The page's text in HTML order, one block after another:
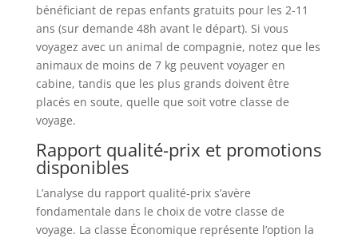
bénéficiant de repas enfants gratuits pour les 2-11
ans (sur demande 48h avant le départ). Si vous
voyagez avec un animal de compagnie, notez que les
animaux de moins de 7 kg peuvent voyager en
cabine, tandis que les plus grands doivent être
placés en soute, quelle que soit votre classe de
voyage.
Rapport qualité-prix et promotions
disponibles
L’analyse du rapport qualité-prix s’avère
fondamentale dans le choix de votre classe de
voyage. La classe Économique représente l’option la